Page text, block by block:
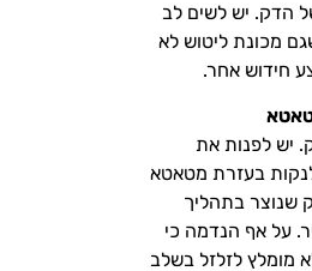
הדק. יש לשים לב
מכונת ליטוש לא
חידוש אחר.
יש לפנות את
בעזרת מטאטא
שנוצר בתהליך
על אף הנדמה כי
מומלץ לזלזל בשלב